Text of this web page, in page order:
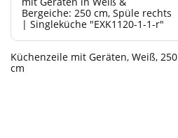
Küchenzeile mit Geräten, Weiß, 250
cm